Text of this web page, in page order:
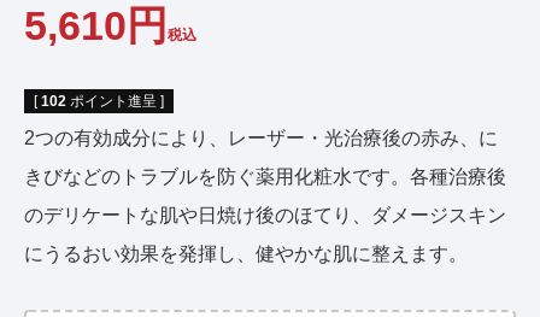
5,610 税込
[ 102 ポイント進呈 ]
2つの有効成分により、レーザー・光治療後の赤み、に
きびなどのトラブルを防ぐ薬用化粧水です。各種治療後
のデリケートな肌や日焼け後のほてり、ダメージスキン
にうるおい効果を発揮し、健やかな肌に整えます。